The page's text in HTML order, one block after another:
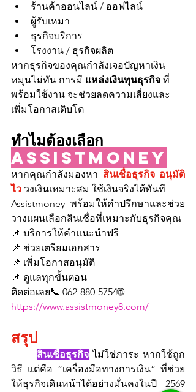
ร้านค้าออนไลน์ / ออฟไลน์
ผู้รับเหมา
ธุรกิจบริการ
โรงงาน / ธุรกิจผลิต
หากธุรกิจของคุณกำลังเจอปัญหาเงิน
หมุนไม่ทัน การมี แหล่งเงินทุนธุรกิจ ที่
พร้อมใช้งาน จะช่วยลดความเสี่ยงและ
เพิ่มโอกาสเติบโต
ทำไมต้องเลือก
Assistmoney
หากคุณกำลังมองหา สินเชื่อธุรกิจ อนุมัติ
ไว วงเงินเหมาะสม ใช้เงินจริงได้ทันที
Assistmoney พร้อมให้คำปรึกษาและช่วย
วางแผนเลือกสินเชื่อที่เหมาะกับธุรกิจคุณ
📌 บริการให้คำแนะนำฟรี
📌 ช่วยเตรียมเอกสาร
📌 เพิ่มโอกาสอนุมัติ
📌 ดูแลทุกขั้นตอน
ติดต่อเลย📞 062-880-5754🌐
https://www.assistmoney8.com/
สรุป
สินเชื่อธุรกิจ ไม่ใช่ภาระ หากใช้ถูก
วิธี แต่คือ “เครื่องมือทางการเงิน” ที่ช่วย
ให้ธุรกิจเดินหน้าได้อย่างมั่นคงในปี 2569